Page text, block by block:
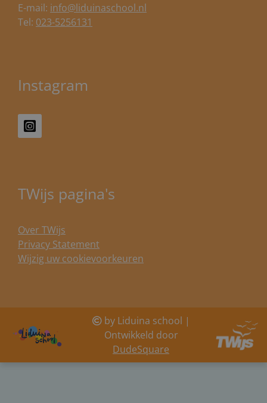
E-mail: info@liduinaschool.nl
Tel: 023-5256131
Instagram
TWijs pagina's
Over TWijs
Privacy Statement
Wijzig uw cookievoorkeuren
by Liduina school |
Ontwikkeld door
DudeSquare